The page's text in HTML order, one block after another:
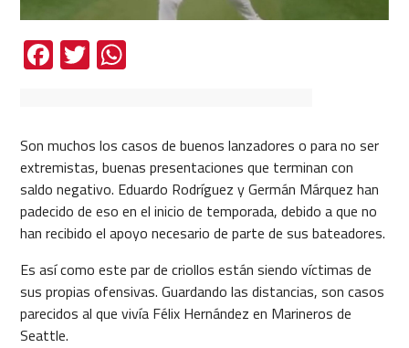
Facebook
TwitterWhatsApp
Son muchos los casos de buenos lanzadores o para no ser
extremistas, buenas presentaciones que terminan con
saldo negativo. Eduardo Rodríguez y Germán Márquez han
padecido de eso en el inicio de temporada, debido a que no
han recibido el apoyo necesario de parte de sus bateadores.
Es así como este par de criollos están siendo víctimas de
sus propias ofensivas. Guardando las distancias, son casos
parecidos al que vivía Félix Hernández en Marineros de
Seattle.